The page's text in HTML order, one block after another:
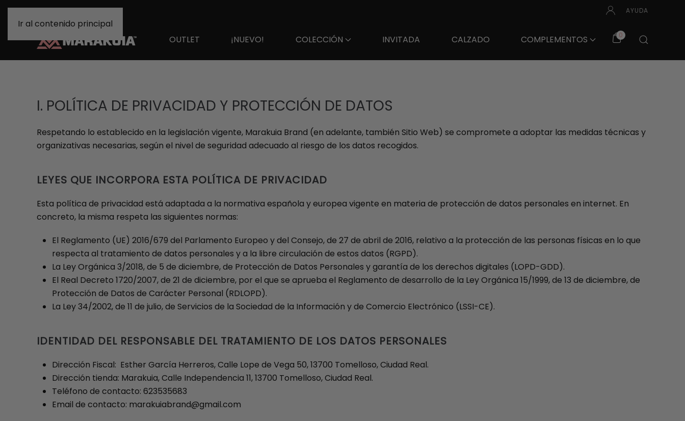
Ir al contenido principal
AYUDA
OUTLET ¡NUEVO! COLECCIÓN INVITADA CALZADO COMPLEMENTOS 0
I. POLÍTICA DE PRIVACIDAD Y PROTECCIÓN DE DATOS
Respetando lo establecido en la legislación vigente, Marakuia Brand (en adelante, también Sitio Web) se compromete a adoptar las medidas técnicas y
organizativas necesarias, según el nivel de seguridad adecuado al riesgo de los datos recogidos.
LEYES QUE INCORPORA ESTA POLÍTICA DE PRIVACIDAD
Esta política de privacidad está adaptada a la normativa española y europea vigente en materia de protección de datos personales en internet. En
concreto, la misma respeta las siguientes normas:
El Reglamento (UE) 2016/679 del Parlamento Europeo y del Consejo, de 27 de abril de 2016, relativo a la protección de las personas físicas en lo que
respecta al tratamiento de datos personales y a la libre circulación de estos datos (RGPD).
La Ley Orgánica 3/2018, de 5 de diciembre, de Protección de Datos Personales y garantía de los derechos digitales (LOPD-GDD).
El Real Decreto 1720/2007, de 21 de diciembre, por el que se aprueba el Reglamento de desarrollo de la Ley Orgánica 15/1999, de 13 de diciembre, de
Protección de Datos de Carácter Personal (RDLOPD).
La Ley 34/2002, de 11 de julio, de Servicios de la Sociedad de la Información y de Comercio Electrónico (LSSI-CE).
IDENTIDAD DEL RESPONSABLE DEL TRATAMIENTO DE LOS DATOS PERSONALES
Dirección Fiscal: Esther García Herreros, Calle Lope de Vega 50, 13700 Tomelloso, Ciudad Real.
Dirección tienda: Marakuia, Calle Independencia 11, 13700 Tomelloso, Ciudad Real.
Teléfono de contacto: 623535683
Email de contacto: marakuiabrand@gmail.com